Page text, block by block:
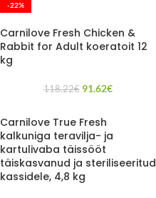
-22%
Carnilove Fresh Chicken &
Rabbit for Adult koeratoit 12
kg
118.22€ 91.62€
Carnilove True Fresh
kalkuniga teravilja- ja
kartulivaba täissööt
täiskasvanud ja steriliseeritud
kassidele, 4,8 kg